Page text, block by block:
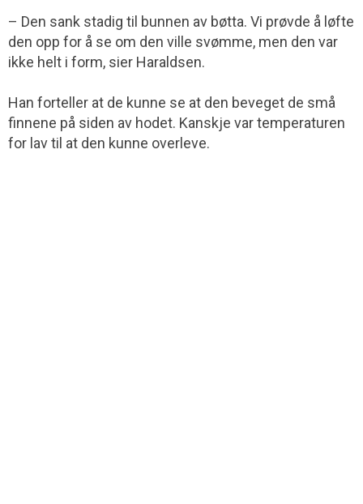
– Den sank stadig til bunnen av bøtta. Vi prøvde å løfte
den opp for å se om den ville svømme, men den var
ikke helt i form, sier Haraldsen.
Han forteller at de kunne se at den beveget de små
finnene på siden av hodet. Kanskje var temperaturen
for lav til at den kunne overleve.